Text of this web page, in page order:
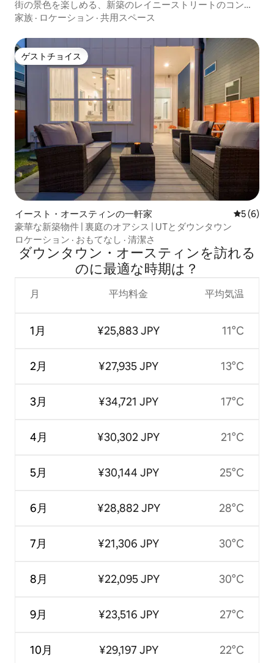
街の景色を楽しめる、新築のレイニーストリートのコンド
ミニアム
家族 · ロケーション · 共用スペース
ゲストチョイス
ゲストチョイス
イースト・オースティンの一軒家 レビュー
5 (6)
豪華な新築物件 | 裏庭のオアシス | UTとダウンタウン
ロケーション · おもてなし · 清潔さ
ダウンタウン・オースティンを訪⁠れ⁠る
の⁠に最⁠適⁠な時⁠期⁠は⁠？
月
1月
2月
3月
4月
5月
6月
7月
8月
9月
10月
平均料金
¥25,883 JPY
¥27,935 JPY
¥34,721 JPY
¥30,302 JPY
¥30,144 JPY
¥28,882 JPY
¥21,306 JPY
¥22,095 JPY
¥23,516 JPY
¥29,197 JPY
平均気温
11°C
13°C
17°C
21°C
25°C
28°C
30°C
30°C
27°C
22°C